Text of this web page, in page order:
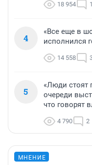
18 954 1
4
«Все еще в
исполнился
14 558
5
«Люди стоят
очереди
что говорят
4 790 2
МНЕНИЕ